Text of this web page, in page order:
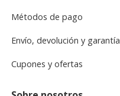
Métodos de pago
Envío, devolución y garantía
Cupones y ofertas